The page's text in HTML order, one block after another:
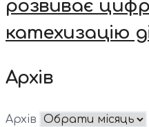
розвиває
катехизацію
Архів
Архів